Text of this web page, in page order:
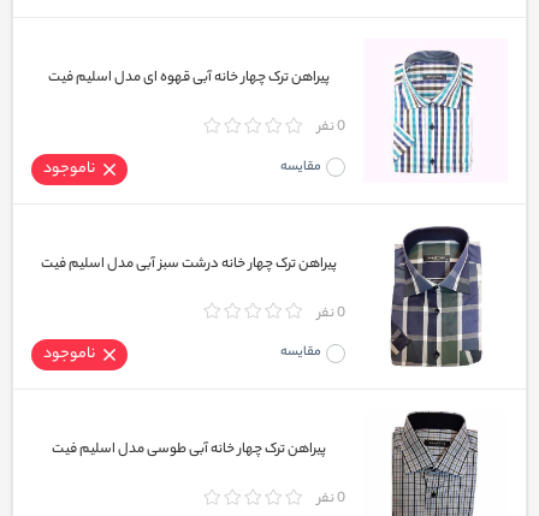
پیراهن ترک چهار خانه آبی قهوه ای مدل اسلیم فیت
0 نفر
مقایسه ناموجود
پیراهن ترک چهار خانه درشت سبز آبی مدل اسلیم فیت
0 نفر
مقایسه ناموجود
پیراهن ترک چهار خانه آبی طوسی مدل اسلیم فیت
0 نفر